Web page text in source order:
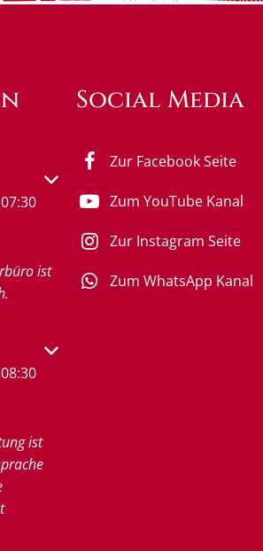
oder Schließzeiten auszublenden
ist
oder Schließzeiten auszublenden
ist
Social Media
Zur Facebook Seite
Zum YouTube Kanal
Zur Instagram Seite
Zum WhatsApp Kanal